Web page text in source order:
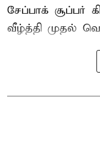
சேப்பாக் சூப்பர்
வீழ்த்தி முதல்